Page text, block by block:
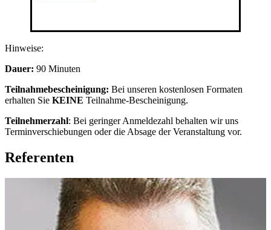
Hinweise:
Dauer: 90 Minuten
Teilnahmebescheinigung: Bei unseren kostenlosen Formaten
erhalten Sie KEINE Teilnahme-Bescheinigung.
Teilnehmerzahl: Bei geringer Anmeldezahl behalten wir uns
Terminverschiebungen oder die Absage der Veranstaltung vor.
Referenten